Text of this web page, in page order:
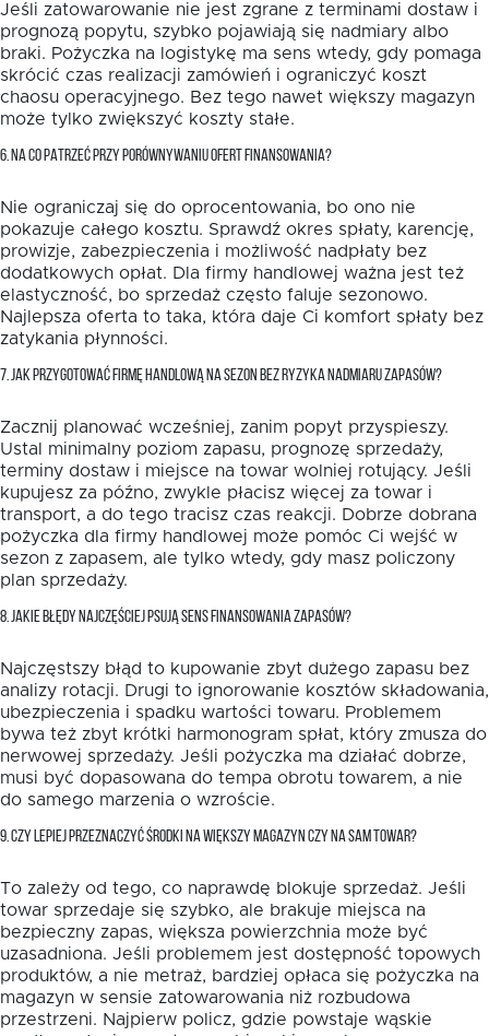
Jeśli zatowarowanie nie jest zgrane z terminami dostaw i
prognozą popytu, szybko pojawiają się nadmiary albo
braki. Pożyczka na logistykę ma sens wtedy, gdy pomaga
skrócić czas realizacji zamówień i ograniczyć koszt
chaosu operacyjnego. Bez tego nawet większy magazyn
może tylko zwiększyć koszty stałe.
6. NA CO PATRZEĆ PRZY PORÓWNYWANIU OFERT FINANSOWANIA?
Nie ograniczaj się do oprocentowania, bo ono nie
pokazuje całego kosztu. Sprawdź okres spłaty, karencję,
prowizje, zabezpieczenia i możliwość nadpłaty bez
dodatkowych opłat. Dla firmy handlowej ważna jest też
elastyczność, bo sprzedaż często faluje sezonowo.
Najlepsza oferta to taka, która daje Ci komfort spłaty bez
zatykania płynności.
7. JAK PRZYGOTOWAĆ FIRMĘ HANDLOWĄ NA SEZON BEZ RYZYKA NADMIARU ZAPASÓW?
Zacznij planować wcześniej, zanim popyt przyspieszy.
Ustal minimalny poziom zapasu, prognozę sprzedaży,
terminy dostaw i miejsce na towar wolniej rotujący. Jeśli
kupujesz za późno, zwykle płacisz więcej za towar i
transport, a do tego tracisz czas reakcji. Dobrze dobrana
pożyczka dla firmy handlowej może pomóc Ci wejść w
sezon z zapasem, ale tylko wtedy, gdy masz policzony
plan sprzedaży.
8. JAKIE BŁĘDY NAJCZĘŚCIEJ PSUJĄ SENS FINANSOWANIA ZAPASÓW?
Najczęstszy błąd to kupowanie zbyt dużego zapasu bez
analizy rotacji. Drugi to ignorowanie kosztów składowania,
ubezpieczenia i spadku wartości towaru. Problemem
bywa też zbyt krótki harmonogram spłat, który zmusza do
nerwowej sprzedaży. Jeśli pożyczka ma działać dobrze,
musi być dopasowana do tempa obrotu towarem, a nie
do samego marzenia o wzroście.
9. CZY LEPIEJ PRZEZNACZYĆ ŚRODKI NA WIĘKSZY MAGAZYN CZY NA SAM TOWAR?
To zależy od tego, co naprawdę blokuje sprzedaż. Jeśli
towar sprzedaje się szybko, ale brakuje miejsca na
bezpieczny zapas, większa powierzchnia może być
uzasadniona. Jeśli problemem jest dostępność topowych
produktów, a nie metraż, bardziej opłaca się pożyczka na
magazyn w sensie zatowarowania niż rozbudowa
przestrzeni. Najpierw policz, gdzie powstaje wąskie